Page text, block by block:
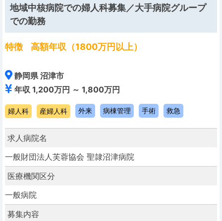
地域中核病院での婦人科募集／大手病院グループ
での勤務
特徴 高額年収（1800万円以上）
静岡県 沼津市
年収 1,200万円 ～ 1,800万円
婦人科 産婦人科 外来 病棟管理 手術 救急
求人病院名
一般財団法人芙蓉協会 聖隷沼津病院
医療機関区分
一般病院
募集内容